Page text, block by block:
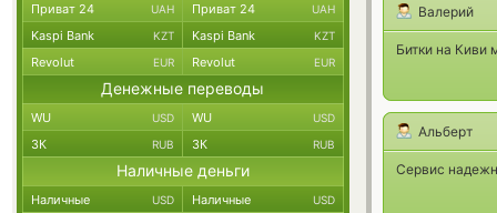
Валерий
Битки на Киви
Альберт
Сервис
Приват 24 UAH Приват 24 UAH
Kaspi Bank KZT Kaspi Bank KZT
Revolut EUR Revolut EUR
Денежные переводы
WU USD WU USD
ЗК RUB ЗК RUB
Наличные деньги
Наличные USD Наличные USD